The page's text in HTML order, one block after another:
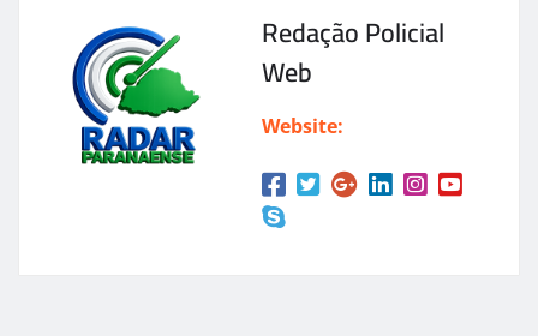
Redação Policial
Web
Website: